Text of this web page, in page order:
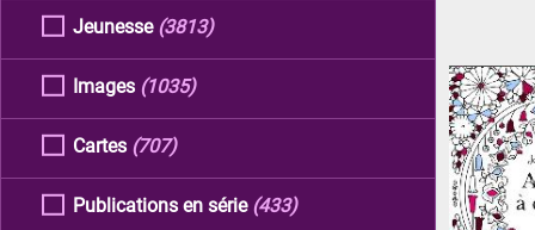
Jeunesse (3813)
Images (1035)
Cartes (707)
Publications en série (433)